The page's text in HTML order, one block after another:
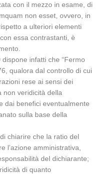
con il mezzo in esame, di
non esset, ovvero, in
a ulteriori elementi
essa contrastanti, è
dispone infatti che “Fermo
qualora dal controllo di cui
rese ai sensi dei
non veridicità della
dai benefici eventualmente
sulla base della
chiarire che la ratio del
l’azione amministrativa,
del dichiarante;
di quanto